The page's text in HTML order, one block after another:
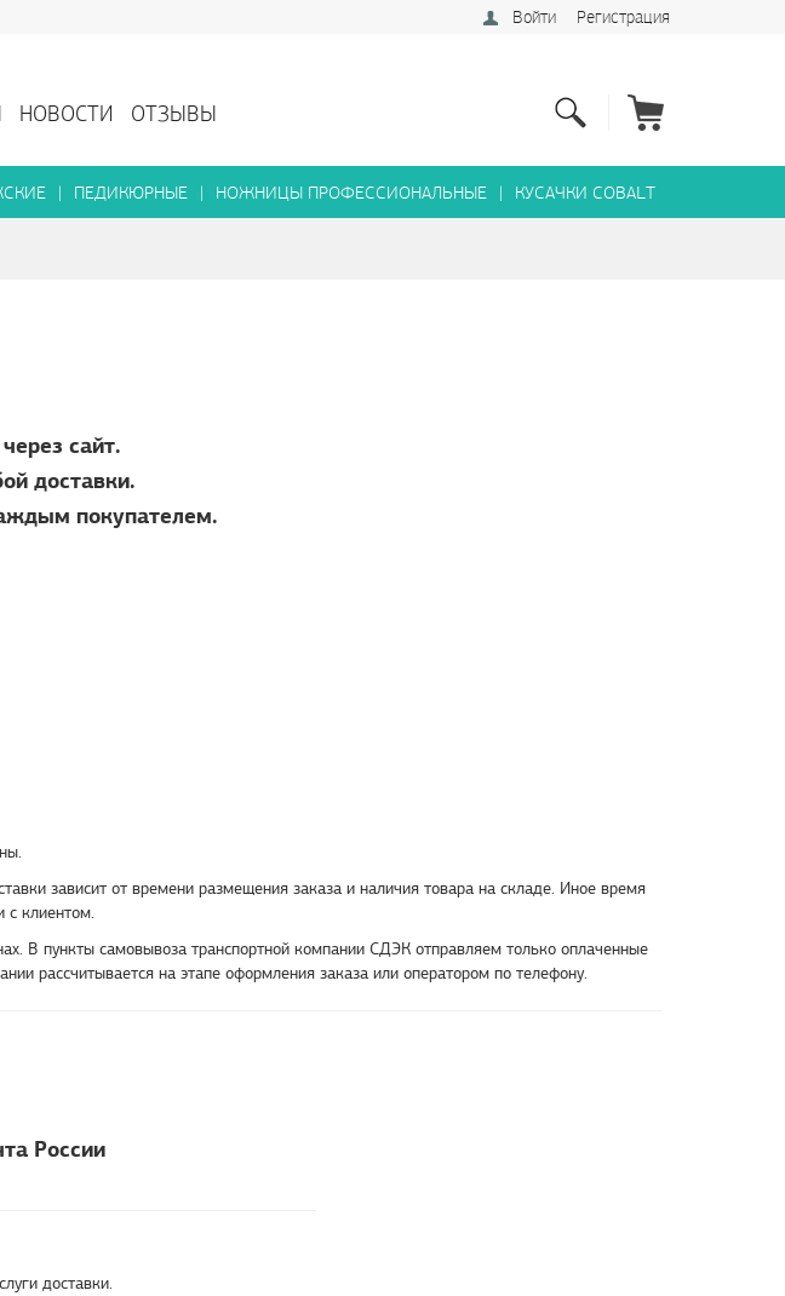
Войти Регистрация
НОВОСТИ ОТЗЫВЫ
| ПЕДИКЮРНЫЕ | НОЖНИЦЫ ПРОФЕССИОНАЛЬНЫЕ | КУСАЧКИ COBALT
сайт.
доставки.
покупателем.
зависит от времени размещения заказа и наличия товара на складе. Иное время
с клиентом.
В пункты самовывоза транспортной компании СДЭК отправляем только оплаченные
рассчитывается на этапе оформления заказа или оператором по телефону.
России
доставки.